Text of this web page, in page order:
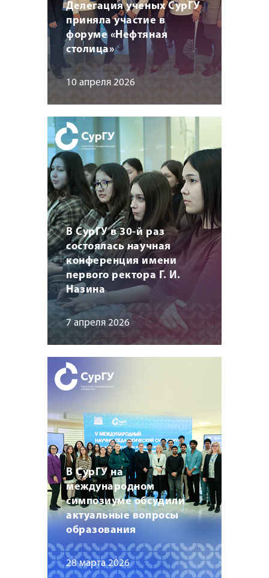
Делегация ученых СурГУ
приняла участие в
форуме «Нефтяная
столица»
10 апреля 2026
В СурГУ в 30-й раз
состоялась научная
конференция имени
первого ректора Г. И.
Назина
7 апреля 2026
В СурГУ на
международном
симпозиуме обсудили
актуальные вопросы
образования
28 марта 2026